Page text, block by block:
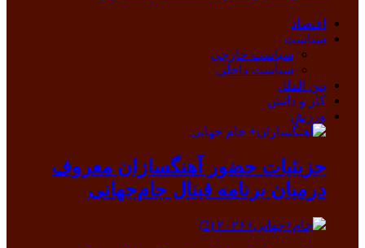
اقتصاد
سیاست
سیاست خارجی
سیاست داخلی
بین الملل
کار و دانش
ورزش
جزیئیات حضور آهنگسازان معروف
درمیان برنامه فینال جام‌جهانی